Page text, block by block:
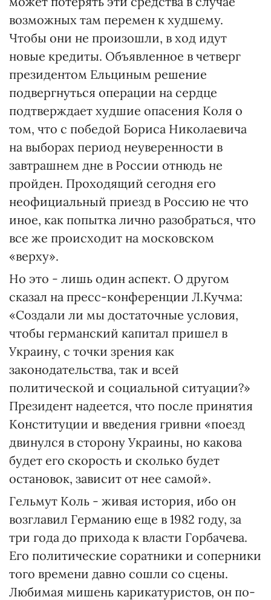
возможных там перемен к худшему.
Чтобы они не произошли, в ход идут
новые кредиты. Объявленное в четверг
президентом Ельциным решение
подвергнуться операции на сердце
подтверждает худшие опасения Коля о
том, что с победой Бориса Николаевича
на выборах период неуверенности в
завтрашнем дне в России отнюдь не
пройден. Проходящий сегодня его
неофициальный приезд в Россию не что
иное, как попытка лично разобраться, что
все же происходит на московском
«верху».
Но это - лишь один аспект. О другом
сказал на пресс-конференции Л.Кучма:
«Создали ли мы достаточные условия,
чтобы германский капитал пришел в
Украину, с точки зрения как
законодательства, так и всей
политической и социальной ситуации?»
Президент надеется, что после принятия
Конституции и введения гривни «поезд
двинулся в сторону Украины, но какова
будет его скорость и сколько будет
остановок, зависит от нее самой».
Гельмут Коль - живая история, ибо он
возглавил Германию еще в 1982 году, за
три года до прихода к власти Горбачева.
Его политические соратники и соперники
того времени давно сошли со сцены.
Любимая мишень карикатуристов, он по-